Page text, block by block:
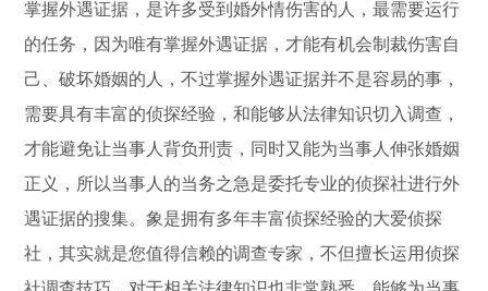
掌握外遇证据，是许多受到婚外情伤害的人，最需要运行
的任务，因为唯有掌握外遇证据，才能有机会制裁伤害自
己、破坏婚姻的人，不过掌握外遇证据并不是容易的事，
需要具有丰富的侦探经验，和能够从法律知识切入调查，
才能避免让当事人背负刑责，同时又能为当事人伸张婚姻
正义，所以当事人的当务之急是委托专业的侦探社进行外
遇证据的搜集。象是拥有多年丰富侦探经验的大爱侦探
社，其实就是您值得信赖的调查专家，不但擅长运用侦探